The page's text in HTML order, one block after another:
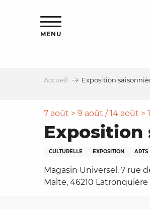
MENU
Accueil Exposition
7 août > 9 août / 14 août >
Exposition
CULTURELLE EXPOSITION ARTS
Magasin Universel, 7 rue
Malte, 46210 Latronquière